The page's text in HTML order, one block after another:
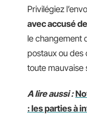
Privilégiez
avec accusé
le changement
postaux ou des
toute mauvaise
A lire aussi :
: les parties à